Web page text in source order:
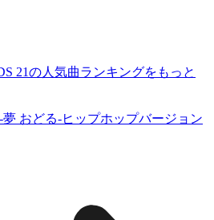
21の人気曲ランキングをもっと
おどる-ヒップホップバージョン